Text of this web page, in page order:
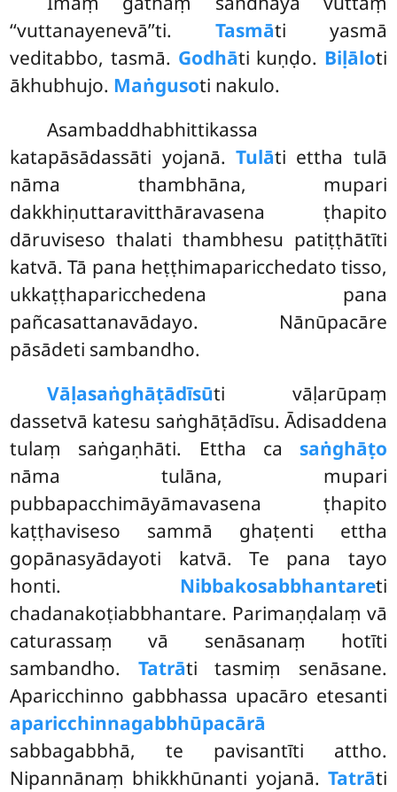
‘‘vuttanayenevā’’ti. Tasmāti yasmā
veditabbo, tasmā. Godhāti kuṇḍo. Biḷāloti
ākhubhujo. Maṅgusoti nakulo.
Asambaddhabhittikassa
katapāsādassāti yojanā. Tulāti ettha tulā
nāma thambhāna, mupari
dakkhiṇuttaravitthāravasena ṭhapito
dāruviseso thalati thambhesu patiṭṭhātīti
katvā. Tā pana heṭṭhimaparicchedato tisso,
ukkaṭṭhaparicchedena pana
pañcasattanavādayo. Nānūpacāre
pāsādeti sambandho.
Vāḷasaṅghāṭādīsūti vāḷarūpaṃ
dassetvā katesu saṅghāṭādīsu. Ādisaddena
tulaṃ saṅgaṇhāti. Ettha ca saṅghāṭo
nāma tulāna, mupari
pubbapacchimāyāmavasena ṭhapito
kaṭṭhaviseso sammā ghaṭenti ettha
gopānasyādayoti katvā. Te pana tayo
honti. Nibbakosabbhantareti
chadanakoṭiabbhantare. Parimaṇḍalaṃ vā
caturassaṃ vā senāsanaṃ hotīti
sambandho. Tatrāti tasmiṃ senāsane.
Aparicchinno gabbhassa upacāro etesanti
aparicchinnagabbhūpacārā
sabbagabbhā, te pavisantīti attho.
Nipannānaṃ bhikkhūnanti yojanā. Tatrāti